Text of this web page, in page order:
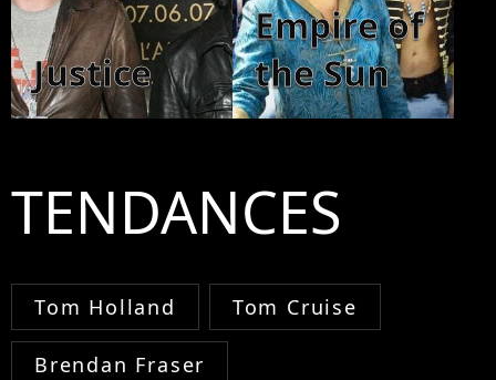
Justice
Empire of
the Sun
TENDANCES
Tom Holland Tom Cruise
Brendan Fraser